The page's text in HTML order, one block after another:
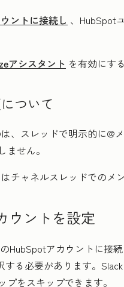
ントに接続し 、HubSpot
アシスタント を有効にす
ついて
、スレッドで明示的に@
せん。
チャネルスレッドでのメ
ウントを設定
HubSpotアカウントに接
る必要があります。
をスキップできます。